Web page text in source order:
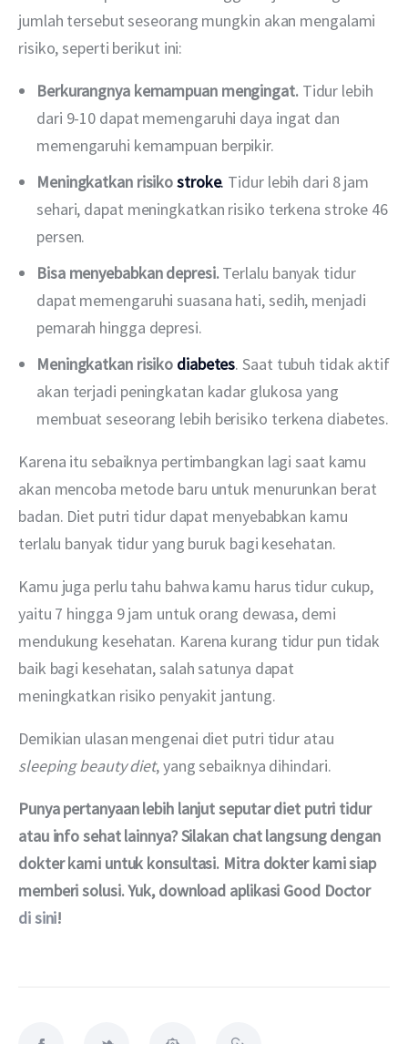
jumlah tersebut seseorang mungkin akan mengalami
risiko, seperti berikut ini:
Berkurangnya kemampuan mengingat.Tidur lebih
dari 9-10 dapat memengaruhi daya ingat dan
memengaruhi kemampuan berpikir.
Meningkatkan risikostroke. Tidur lebih dari 8 jam
sehari, dapat meningkatkan risiko terkena stroke 46
persen.
Bisa menyebabkan depresi.Terlalu banyak tidur
dapat memengaruhi suasana hati, sedih, menjadi
pemarah hingga depresi.
Meningkatkan risiko diabetes. Saat tubuh tidak aktif
akan terjadi peningkatan kadar glukosa yang
membuat seseorang lebih berisiko terkena diabetes.
Karena itu sebaiknya pertimbangkan lagi saat kamu
akan mencoba metode baru untuk menurunkan berat
badan. Diet putri tidur dapat menyebabkan kamu
terlalu banyak tidur yang buruk bagi kesehatan.
Kamu juga perlu tahu bahwa kamu harus tidur cukup,
yaitu 7 hingga 9 jam untuk orang dewasa, demi
mendukung kesehatan. Karena kurang tidur pun tidak
baik bagi kesehatan, salah satunya dapat
meningkatkan risiko penyakit jantung.
Demikian ulasan mengenai diet putri tidur atau
sleeping beauty diet, yang sebaiknya dihindari.
Punya pertanyaan lebih lanjut seputar diet putri tidur
atau info sehat lainnya? Silakan chat langsung dengan
dokter kami untuk konsultasi. Mitra dokter kami siap
memberi solusi. Yuk, download aplikasi Good Doctor
di sini!